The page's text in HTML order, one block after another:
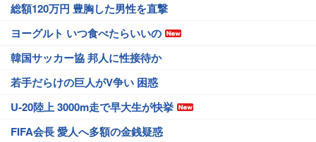
総額120万円 豊胸した男性を直撃
ヨーグルト いつ食べたらいいの
韓国サッカー協 邦人に性接待か
若手だらけの巨人がV争い 困惑
U-20陸上 3000m走で早大生が快挙
FIFA会長 愛人へ多額の金銭疑惑